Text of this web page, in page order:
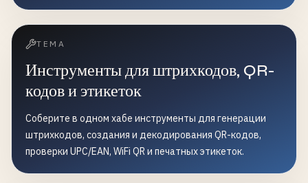
ТЕМА
Инструменты для штрихкодов, QR-
кодов и этикеток
Соберите в одном хабе инструменты для генерации
штрихкодов, создания и декодирования QR-кодов,
проверки UPC/EAN, WiFi QR и печатных этикеток.